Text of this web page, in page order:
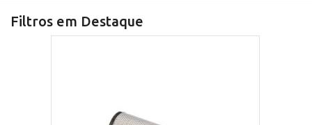
Filtros em Destaque